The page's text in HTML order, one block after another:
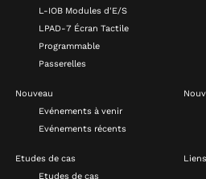
L-IOB Modules d'E/S
LPAD-7 Écran Tactile
Programmable
Passerelles
Nouveau
Evénements à venir
Evénements récents
Etudes de cas
Etudes de cas